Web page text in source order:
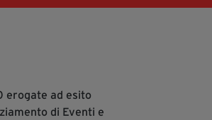
erogate ad esito
di Eventi e